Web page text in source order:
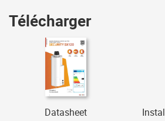
Télécharger
Datasheet